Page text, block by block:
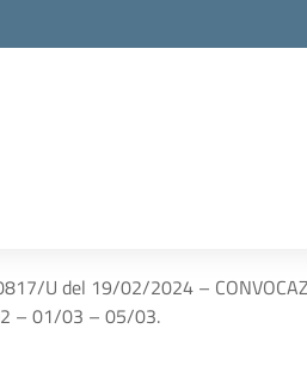
U del 19/02/2024 –
– 01/03 – 05/03.